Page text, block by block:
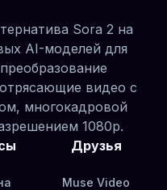
Sora 2 на
AI-моделей для
видео с
многокадровой
1080p.
Друзья
Muse Video